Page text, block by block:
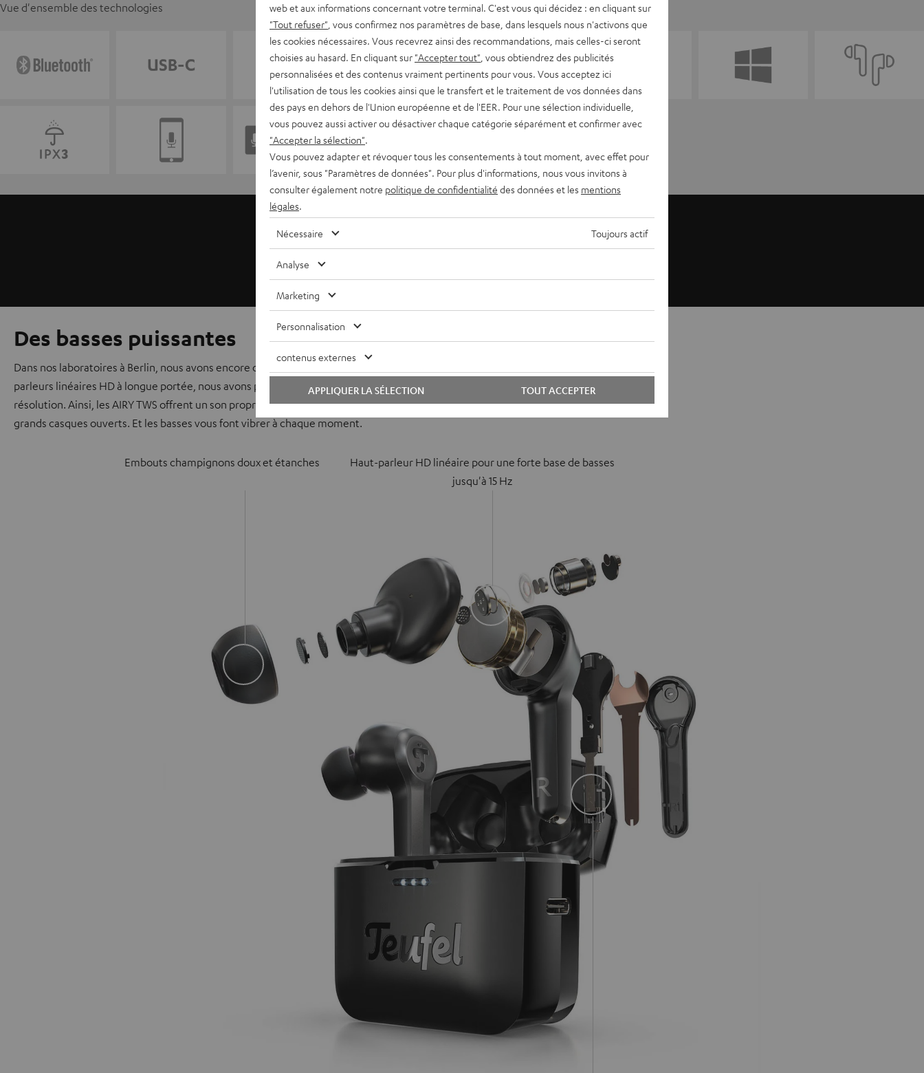
Vue d'ensemble des technologies
Le son selon vos envies
Un bon son pour tous : les AIRY TWS vous vont comme un gant,
essayez-les !
Des basses puissantes
Dans nos laboratoires à Berlin, nous avons encore optimisé le son déjà excellent des AIRY True Wireless. Grâce à des haut-
parleurs linéaires HD à longue portée, nous avons pu améliorer de manière décisive la performance des basses et la
résolution. Ainsi, les AIRY TWS offrent un son propre et clair avec un large panorama stéréo, presque aussi bien que les
grands casques ouverts. Et les basses vous font vibrer à chaque moment.
Embouts champignons doux et étanches
Haut-parleur HD linéaire pour une forte base de basses
jusqu'à 15 Hz
web et aux informations concernant votre terminal. C'est vous qui décidez : en cliquant sur
"Tout refuser" , vous confirmez nos paramètres de base, dans lesquels nous n'activons que
les cookies nécessaires. Vous recevrez ainsi des recommandations, mais celles-ci seront
choisies au hasard. En cliquant sur "Accepter tout" , vous obtiendrez des publicités
personnalisées et des contenus vraiment pertinents pour vous. Vous acceptez ici
l'utilisation de tous les cookies ainsi que le transfert et le traitement de vos données dans
des pays en dehors de l'Union européenne et de l'EER. Pour une sélection individuelle,
vous pouvez aussi activer ou désactiver chaque catégorie séparément et confirmer avec
"Accepter la sélection"
Vous pouvez adapter et révoquer tous les consentements à tout moment, avec effet pour
l’avenir, sous "Paramètres de données". Pour plus d'informations, nous vous invitons à
consulter également notre politique de confidentialité des données et les mentions
légales
Nécessaire Toujours actif
Analyse
Marketing
Personnalisation
contenus externes
TOUT ACCEPTER
APPLIQUER LA SÉLECTION